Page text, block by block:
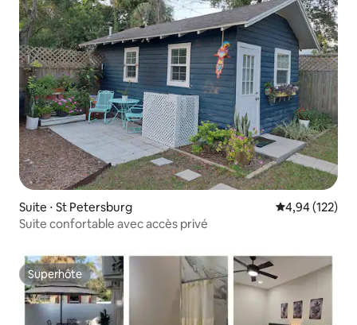
Suite ⋅ St Petersburg Évaluation
4,94 (122)
Suite confortable avec accès privé
Superhôte
Superhôte